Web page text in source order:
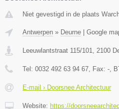
Niet gevestigd in de plaats
Antwerpen » Deurne | Google
Leeuwlantstraat 115/101 2100
Tel: 0032 492 63 94 67 , Fax: - ,
E-mail › Doorsnee Architectuur
Website: https://